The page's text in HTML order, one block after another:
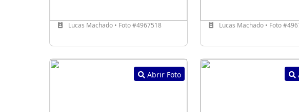
Lucas Machado • Foto #4967518 Lucas Machado • Foto
Abrir Foto